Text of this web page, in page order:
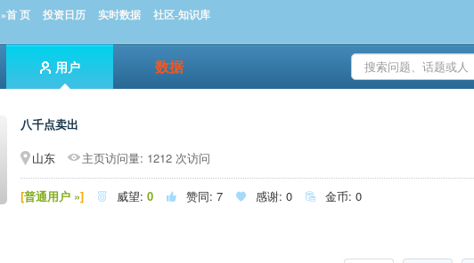
»首 页 投资日历 实时数据 社区-知识库
用户 数据
八千点卖出
山东
主页访问量: 1212 次访问
[普通用户 »]  威望: 0  赞同: 7  感谢: 0  金币: 0